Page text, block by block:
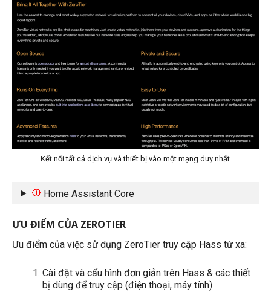
Kết nối tất cả dịch vụ và thiết bị vào một mạng duy nhất
Home Assistant Core
ƯU ĐIỂM CỦA ZEROTIER
Ưu điểm của việc sử dụng ZeroTier truy cập Hass từ xa:
Cài đặt và cấu hình đơn giản trên Hass & các thiết
bị dùng để truy cập (điện thoại, máy tính)